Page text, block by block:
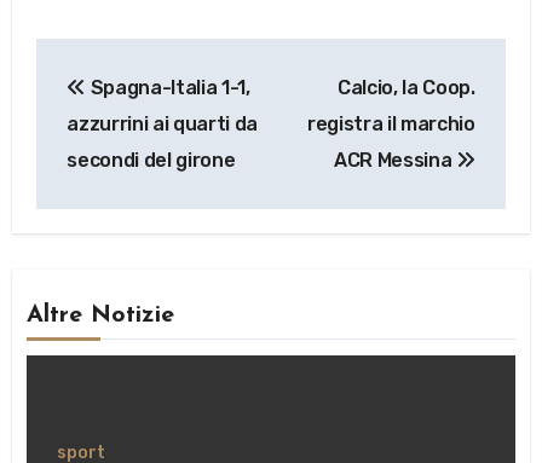
articoli
Spagna-Italia 1-1,
azzurrini ai quarti da
secondi del girone
Calcio, la Coop.
registra il marchio
ACR Messina
Altre Notizie
sport